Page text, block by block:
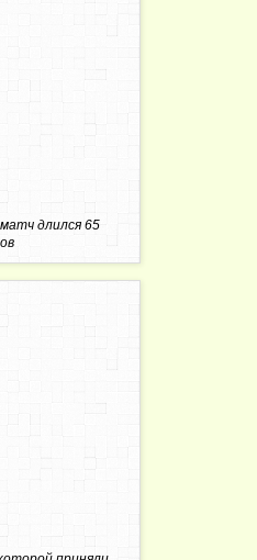
длился 65